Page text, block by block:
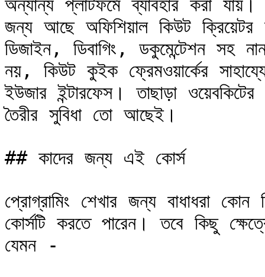
অন্যান্য প্লাটফর্মে ব্যাবহার করা
জন্য আছে অফিশিয়াল কিউট
ডিজাইন, ডিবাগিং, ডকুমেন্টেশন সহ
নয়, কিউট কুইক ফ্রেমওয়ার্কের সাহায্যে
ইউজার ইন্টারফেস। তাছাড়া
তৈরীর সুবিধা তো আছেই।
## কাদের জন্য এই কোর্স
প্রোগ্রামিং শেখার জন্য বাধাধরা
কোর্সটি করতে পারেন। তবে কিছু
যেমন -